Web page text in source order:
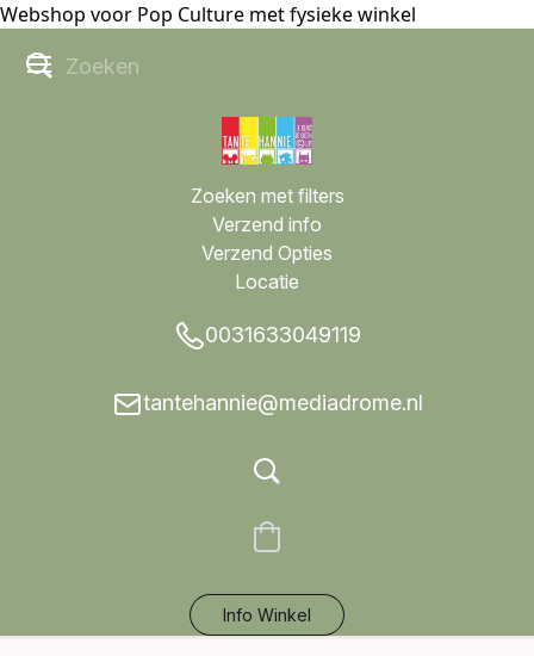
Webshop voor Pop Culture met fysieke winkel
Zoeken met filters
Verzend info
Verzend Opties
Locatie
0031633049119
tantehannie@mediadrome.nl
Info Winkel